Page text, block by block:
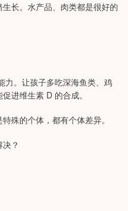
长。水产品、肉类都是很好的
力。让孩子多吃深海鱼类、鸡
进维生素 D 的合成。
殊的个体，都有个体差异。
？